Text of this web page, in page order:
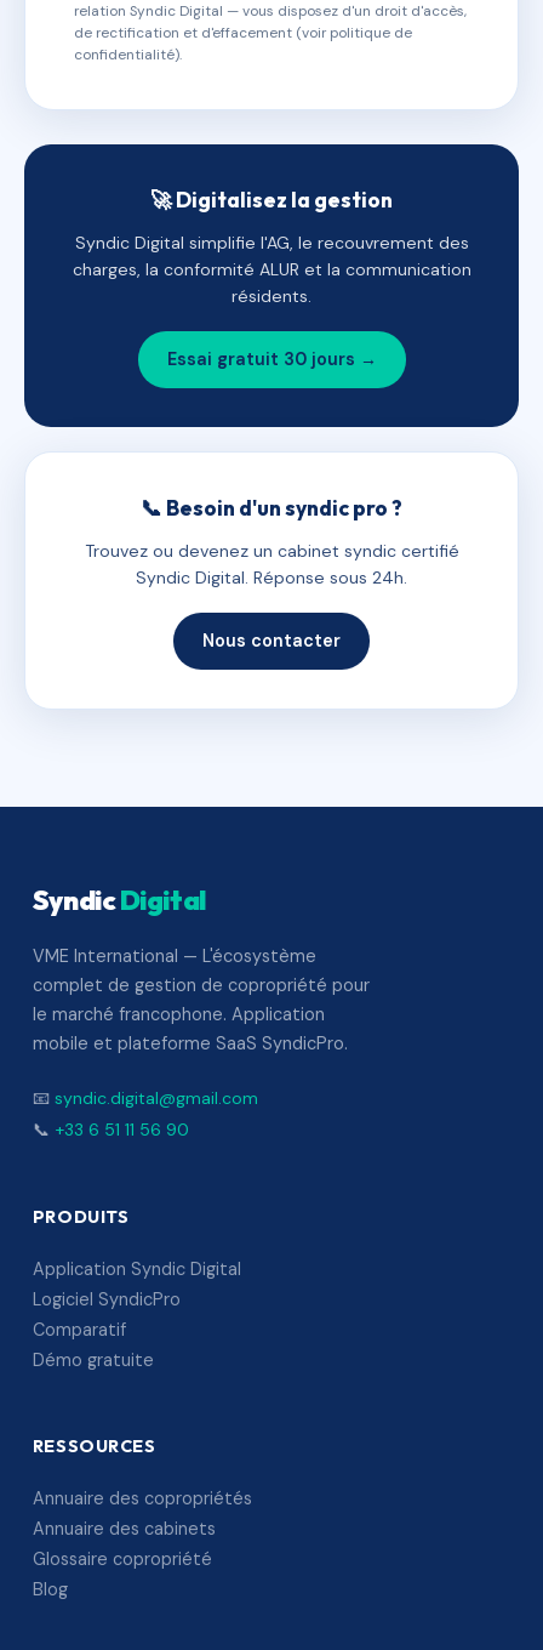
relation Syndic Digital — vous disposez d'un droit d'accès,
de rectification et d'effacement (voir politique de
confidentialité).
🚀 Digitalisez la gestion
Syndic Digital simplifie l'AG, le recouvrement des
charges, la conformité ALUR et la communication
résidents.
Essai gratuit 30 jours →
📞 Besoin d'un syndic pro ?
Trouvez ou devenez un cabinet syndic certifié
Syndic Digital. Réponse sous 24h.
Nous contacter
SyndicDigital
VME International — L'écosystème
complet de gestion de copropriété pour
le marché francophone. Application
mobile et plateforme SaaS SyndicPro.
📧 syndic.digital@gmail.com
📞 +33 6 51 11 56 90
PRODUITS
Application Syndic Digital
Logiciel SyndicPro
Comparatif
Démo gratuite
RESSOURCES
Annuaire des copropriétés
Annuaire des cabinets
Glossaire copropriété
Blog